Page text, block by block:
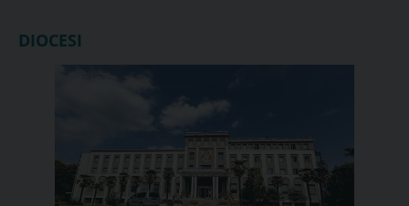
DIOCESI